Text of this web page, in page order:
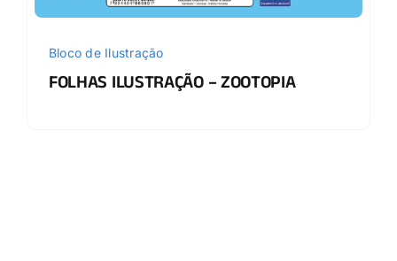
Bloco de Ilustração
FOLHAS ILUSTRAÇÃO – ZOOTOPIA